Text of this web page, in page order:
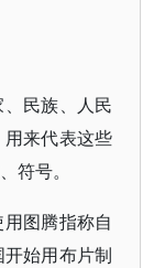
民族、人民
来代表这些
符号。
图腾指称自
始用布片制